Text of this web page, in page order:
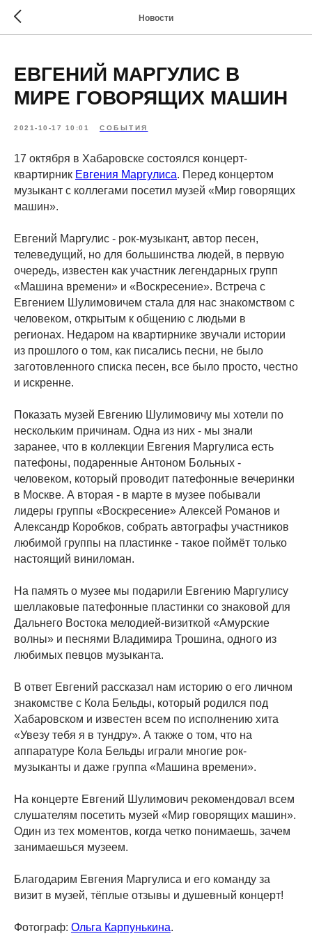
Новости
ЕВГЕНИЙ МАРГУЛИС В
МИРЕ ГОВОРЯЩИХ МАШИН
2021-10-17 10:01 СОБЫТИЯ
17 октября в Хабаровске состоялся концерт-
квартирник Евгения Маргулиса. Перед концертом
музыкант с коллегами посетил музей «Мир говорящих
машин».
Евгений Маргулис - рок-музыкант, автор песен,
телеведущий, но для большинства людей, в первую
очередь, известен как участник легендарных групп
«Машина времени» и «Воскресение». Встреча с
Евгением Шулимовичем стала для нас знакомством с
человеком, открытым к общению с людьми в
регионах. Недаром на квартирнике звучали истории
из прошлого о том, как писались песни, не было
заготовленного списка песен, все было просто, честно
и искренне.
Показать музей Евгению Шулимовичу мы хотели по
нескольким причинам. Одна из них - мы знали
заранее, что в коллекции Евгения Маргулиса есть
патефоны, подаренные Антоном Больных -
человеком, который проводит патефонные вечеринки
в Москве. А вторая - в марте в музее побывали
лидеры группы «Воскресение» Алексей Романов и
Александр Коробков, собрать автографы участников
любимой группы на пластинке - такое поймёт только
настоящий виниломан.
На память о музее мы подарили Евгению Маргулису
шеллаковые патефонные пластинки со знаковой для
Дальнего Востока мелодией-визиткой «Амурские
волны» и песнями Владимира Трошина, одного из
любимых певцов музыканта.
В ответ Евгений рассказал нам историю о его личном
знакомстве с Кола Бельды, который родился под
Хабаровском и известен всем по исполнению хита
«Увезу тебя я в тундру». А также о том, что на
аппаратуре Кола Бельды играли многие рок-
музыканты и даже группа «Машина времени».
На концерте Евгений Шулимович рекомендовал всем
слушателям посетить музей «Мир говорящих машин».
Один из тех моментов, когда четко понимаешь, зачем
занимаешься музеем.
Благодарим Евгения Маргулиса и его команду за
визит в музей, тёплые отзывы и душевный концерт!
Фотограф: Ольга Карпунькина.